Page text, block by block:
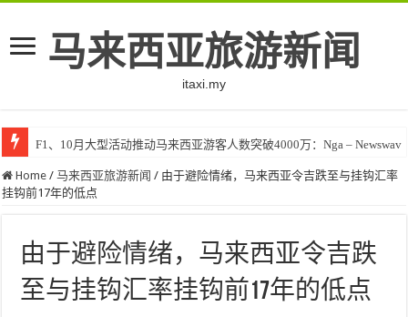
马来西亚旅游新闻
itaxi.my
F1、10月大型活动推动马来西亚游客人数突破4000万：Nga – Newswav
Home / 马来西亚旅游新闻 / 由于避险情绪，马来西亚令吉跌至与挂钩汇率
挂钩前17年的低点
由于避险情绪，马来西亚令吉跌
至与挂钩汇率挂钩前17年的低点